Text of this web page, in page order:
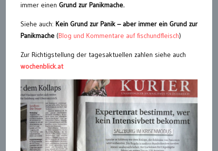
immer einen Grund zur Panikmache.
Siehe auch: Kein Grund zur Panik – aber immer ein Grund zur
Panikmache (Blog und Kommentare auf fischundfleisch)
Zur Richtigstellung der tagesaktuellen zahlen siehe auch
wochenblick.at